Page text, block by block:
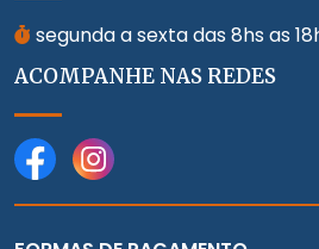
segunda a sexta das 8hs as
ACOMPANHE NAS REDES